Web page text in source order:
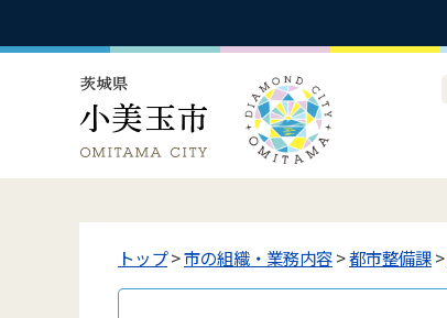
トップ>市の組織・業務内容>都市整備課>